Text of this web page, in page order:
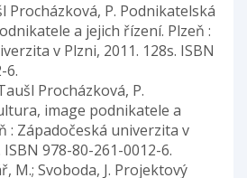
Procházková, P. Podnikatelská
a jejich řízení. Plzeň :
v Plzni, 2011. 128s. ISBN
6.
Procházková, P.
image podnikatele a
: Západočeská univerzita v
ISBN 978-80-261-0012-6.
M.; Svoboda, J. Projektový